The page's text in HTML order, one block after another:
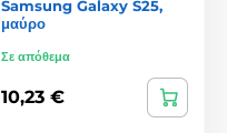
Samsung Galaxy S25,
μαύρο
Σε απόθεμα
10,23 €